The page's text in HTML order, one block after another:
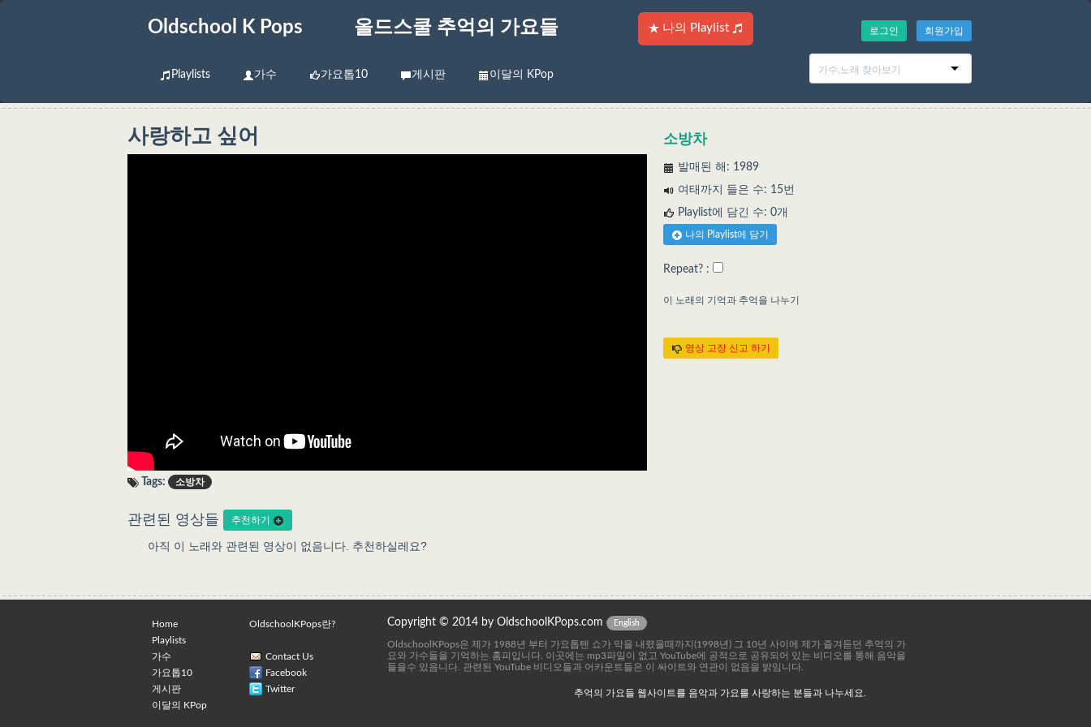
Oldschool K Pops 올드스쿨 추억의 가요들 나의 Playlist 로그인 회원가입
Playlists 가수 가요톱10 게시판 이달의 KPop
사랑하고 싶어
Tags: 소방차
소방차
발매된 해: 1989
여태까지 들은 수: 15번
Playlist에 담긴 수: 0개
나의 Playlist에 담기
Repeat? :
이 노래의 기억과 추억을 나누기
영상 고장 신고 하기
관련된 영상들 추천하기
아직 이 노래와 관련된 영상이 없음니다. 추천하실레요?
Home
Playlists
가수
가요톱10
게시판
이달의 KPop
OldschoolKPops란?
Contact Us
Facebook
Twitter
Copyright © 2014 by OldschoolKPops.com English
OldschoolKPops은 제가 1988년 부터 가요톱텐 쇼가 막을 내렸을때까지(1998년) 그 10년 사이에 제가 즐겨듣던 추억의 가
요와 가수들을 기억하는 홈피입니다. 이곳에는 mp3파일이 없고 YouTube에 공적으로 공유되어 있는 비디오를 통해 음악을
들을수 있음니다. 관련된 YouTube 비디오들과 어카운트들은 이 싸이트와 연관이 없음을 밝임니다.
추억의 가요들 웹사이트를 음악과 가요를 사랑하는 분들과 나누세요.